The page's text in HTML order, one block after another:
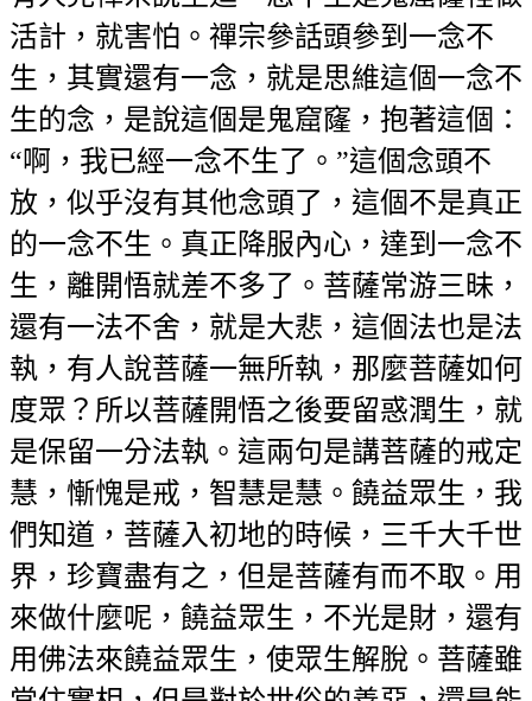
活計，就害怕。禪宗參話頭參到一念不
生，其實還有一念，就是思維這個一念不
生的念，是說這個是鬼窟窿，抱著這個：
“啊，我已經一念不生了。”這個念頭不
放，似乎沒有其他念頭了，這個不是真正
的一念不生。真正降服內心，達到一念不
生，離開悟就差不多了。菩薩常游三昧，
還有一法不舍，就是大悲，這個法也是法
執，有人說菩薩一無所執，那麼菩薩如何
度眾？所以菩薩開悟之後要留惑潤生，就
是保留一分法執。這兩句是講菩薩的戒定
慧，慚愧是戒，智慧是慧。饒益眾生，我
們知道，菩薩入初地的時候，三千大千世
界，珍寶盡有之，但是菩薩有而不取。用
來做什麼呢，饒益眾生，不光是財，還有
用佛法來饒益眾生，使眾生解脫。菩薩雖